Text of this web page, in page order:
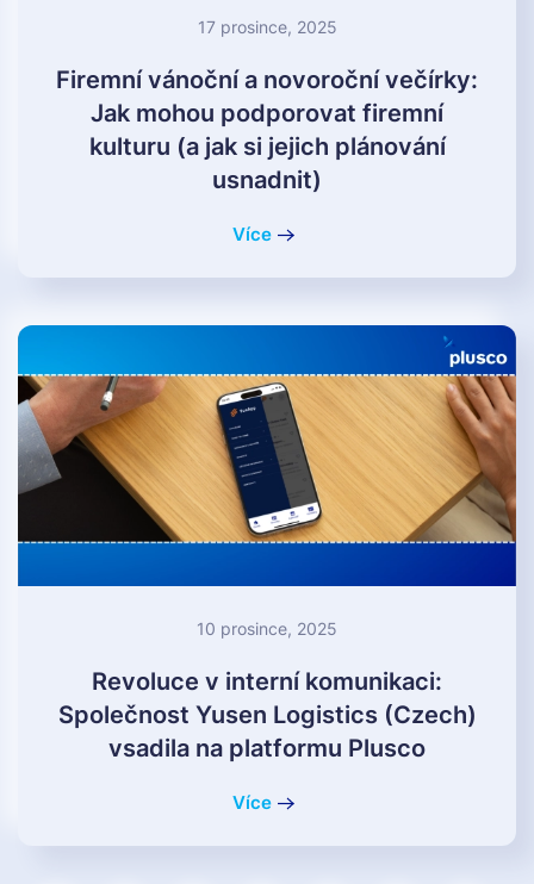
17 prosince, 2025
Firemní vánoční a novoroční večírky:
Jak mohou podporovat firemní
kulturu (a jak si jejich plánování
usnadnit)
Více
10 prosince, 2025
Revoluce v interní komunikaci:
Společnost Yusen Logistics (Czech)
vsadila na platformu Plusco
Více